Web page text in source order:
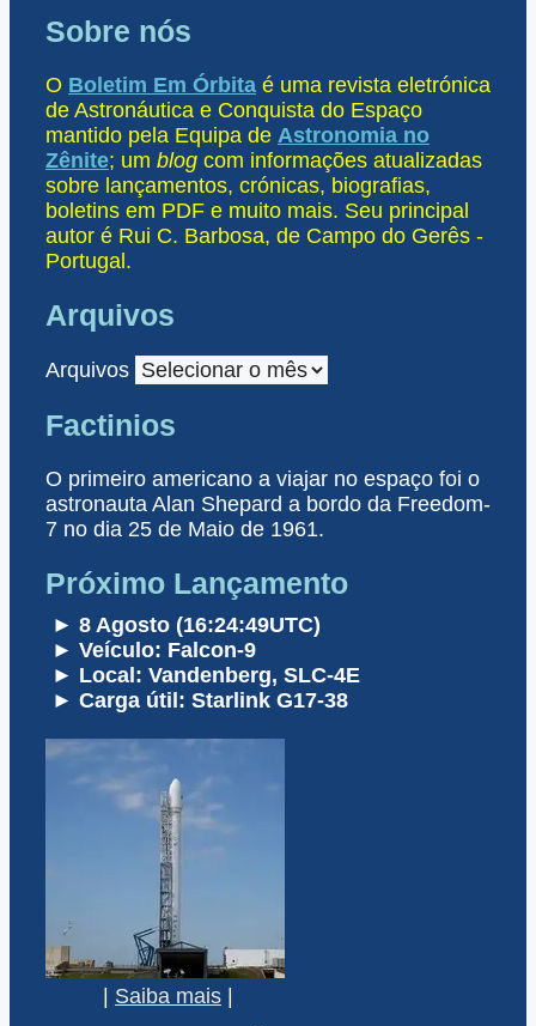
Sobre nós
O Boletim Em Órbita é uma revista eletrónica
de Astronáutica e Conquista do Espaço
mantido pela Equipa de Astronomia no
Zênite; um blog com informações atualizadas
sobre lançamentos, crónicas, biografias,
boletins em PDF e muito mais. Seu principal
autor é Rui C. Barbosa, de Campo do Gerês -
Portugal.
Arquivos
Arquivos
Factinios
O primeiro americano a viajar no espaço foi o
astronauta Alan Shepard a bordo da Freedom-
7 no dia 25 de Maio de 1961.
Próximo Lançamento
► 8 Agosto (16:24:49UTC)
► Veículo: Falcon-9
► Local: Vandenberg, SLC-4E
► Carga útil: Starlink G17-38
Saiba mais